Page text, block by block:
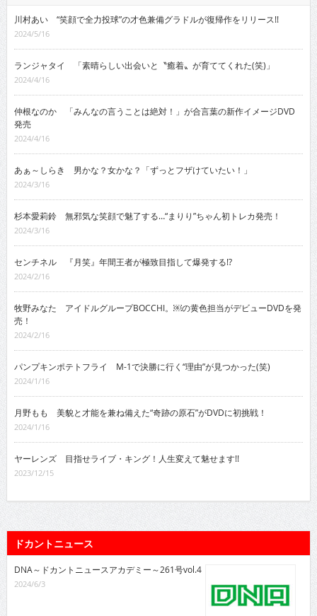
川村あい “笑顔で全力投球”の才色兼備グラドルが復帰作をリリース!!
2024/5/16
ランジャタイ 「素晴らしい出会いと〝癒着〟が育ててくれた(笑)」
2024/4/16
仲根なのか 「みんなの言うことは絶対！」が合言葉の新作イメージDVD
発売
2024/4/16
あぁ～しらき 男かな？女かな？「ずっとフザけていたい！」
2024/3/16
杉本愛莉鈴 無邪気な笑顔で魅了する…“まりり”ちゃん初トレカ発売！
2024/3/16
センチネル 『月笑』年間王者が極致目指して爆発する!?
2024/2/16
牧野みなた アイドルグループBOCCHI。￼の黄色担当がデビューDVDを発
売！
2024/2/16
パンプキンポテトフライ M-1で決勝に行く“理由”が見つかった(笑)
2024/1/16
月野もも 美貌と才能を兼ね備えた“奇跡の原石”がDVDに初挑戦！
2024/1/16
ヤーレンズ 目指せライブ・キング！人生変えて魅せます!!
2023/12/15
ドカントニュース
DNA～ドカントニュースアカデミー～261号vol.4
2024/6/3